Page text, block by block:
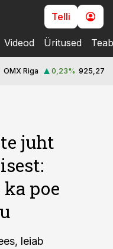
Telli
Videod Üritused
OMX Riga 0,23% 925,27
juht
poe
leiab